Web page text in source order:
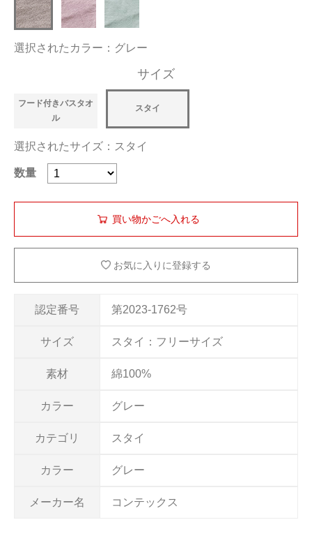
お問い合わせ
認定番号 第2023-1762号
サイズ スタイ：フリーサイズ
素材 綿100%
カラー グレー
カテゴリ スタイ
カラー グレー
メーカー名 コンテックス
選択されたカラー：グレー
サイズ
フード付きバスタオ
ル
スタイ
選択されたサイズ：スタイ
数量
お気に入りに登録する